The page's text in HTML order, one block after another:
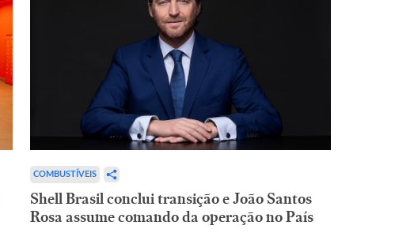
COMBUSTÍVEIS
Shell Brasil conclui transição e João Santos
Rosa assume comando da operação no País